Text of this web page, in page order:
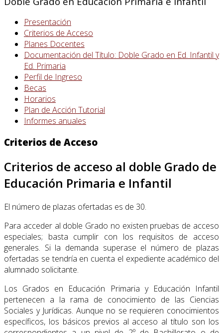
Presentación
Criterios de Acceso
Planes Docentes
Documentación del Título: Doble Grado en Ed. Infantil y
Ed. Primaria
Perfil de Ingreso
Becas
Horarios
Plan de Acción Tutorial
Informes anuales
Criterios de Acceso
Criterios de acceso al doble Grado de
Educación Primaria e Infantil
El número de plazas ofertadas es de 30.
Para acceder al doble Grado no existen pruebas de acceso
especiales; basta cumplir con los requisitos de acceso
generales. Si la demanda superase el número de plazas
ofertadas se tendría en cuenta el expediente académico del
alumnado solicitante.
Los Grados en Educación Primaria y Educación Infantil
pertenecen a la rama de conocimiento de las Ciencias
Sociales y Jurídicas. Aunque no se requieren conocimientos
específicos, los básicos previos al acceso al título son los